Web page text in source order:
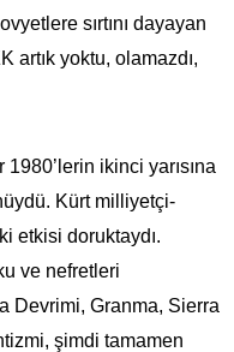
sırtını dayayan
artık yoktu, olamazdı,
ikinci yarısına
Kürt milliyetçi-
etkisi doruktaydı.
ve nefretleri
Devrimi, Granma, Sierra
şimdi tamamen